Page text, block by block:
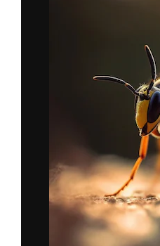
Copyright ©